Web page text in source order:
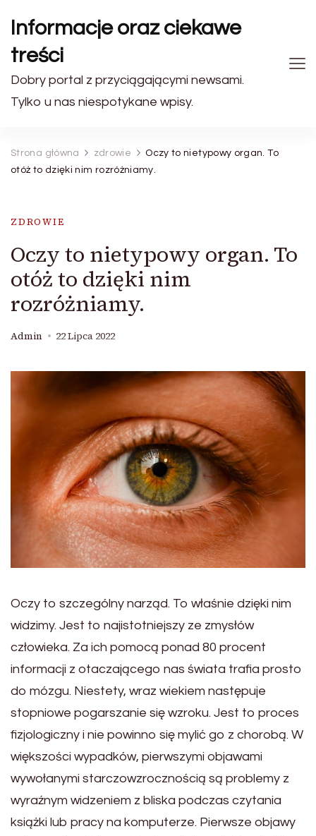
Informacje oraz ciekawe
treści
Dobry portal z przyciągającymi newsami.
Tylko u nas niespotykane wpisy.
Strona główna zdrowie
Oczy to nietypowy organ. To
otóż to dzięki nim rozróżniamy.
ZDROWIE
Oczy to nietypowy organ. To
otóż to dzięki nim
rozróżniamy.
Admin 22 Lipca 2022
Oczy to szczególny narząd. To właśnie dzięki nim
widzimy. Jest to najistotniejszy ze zmysłów
człowieka. Za ich pomocą ponad 80 procent
informacji z otaczającego nas świata trafia prosto
do mózgu. Niestety, wraz wiekiem następuje
stopniowe pogarszanie się wzroku. Jest to proces
fizjologiczny i nie powinno się mylić go z chorobą. W
większości wypadków, pierwszymi objawami
wywołanymi starczowzrocznością są problemy z
wyraźnym widzeniem z bliska podczas czytania
książki lub pracy na komputerze. Pierwsze objawy